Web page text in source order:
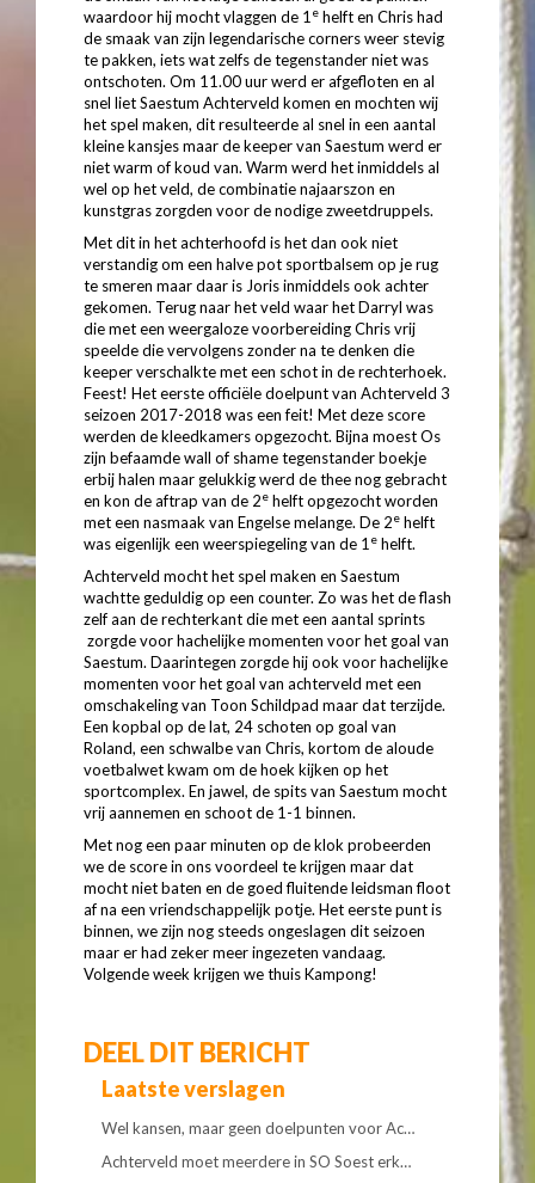
waardoor hij mocht vlaggen de 1 e helft en Chris had
de smaak van zijn legendarische corners weer stevig
te pakken, iets wat zelfs de tegenstander niet was
ontschoten. Om 11.00 uur werd er afgefloten en al
snel liet Saestum Achterveld komen en mochten wij
het spel maken, dit resulteerde al snel in een aantal
kleine kansjes maar de keeper van Saestum werd er
niet warm of koud van. Warm werd het inmiddels al
wel op het veld, de combinatie najaarszon en
kunstgras zorgden voor de nodige zweetdruppels.
Met dit in het achterhoofd is het dan ook niet
verstandig om een halve pot sportbalsem op je rug
te smeren maar daar is Joris inmiddels ook achter
gekomen. Terug naar het veld waar het Darryl was
die met een weergaloze voorbereiding Chris vrij
speelde die vervolgens zonder na te denken die
keeper verschalkte met een schot in de rechterhoek.
Feest! Het eerste officiële doelpunt van Achterveld 3
seizoen 2017-2018 was een feit! Met deze score
werden de kleedkamers opgezocht. Bijna moest Os
zijn befaamde wall of shame tegenstander boekje
erbij halen maar gelukkig werd de thee nog gebracht
en kon de aftrap van de 2e helft opgezocht worden
met een nasmaak van Engelse melange. De 2e helft
was eigenlijk een weerspiegeling van de 1 e helft.
Achterveld mocht het spel maken en Saestum
wachtte geduldig op een counter. Zo was het de flash
zelf aan de rechterkant die met een aantal sprints
zorgde voor hachelijke momenten voor het goal van
Saestum. Daarintegen zorgde hij ook voor hachelijke
momenten voor het goal van achterveld met een
omschakeling van Toon Schildpad maar dat terzijde.
Een kopbal op de lat, 24 schoten op goal van
Roland, een schwalbe van Chris, kortom de aloude
voetbalwet kwam om de hoek kijken op het
sportcomplex. En jawel, de spits van Saestum mocht
vrij aannemen en schoot de 1-1 binnen.
Met nog een paar minuten op de klok probeerden
we de score in ons voordeel te krijgen maar dat
mocht niet baten en de goed fluitende leidsman floot
af na een vriendschappelijk potje. Het eerste punt is
binnen, we zijn nog steeds ongeslagen dit seizoen
maar er had zeker meer ingezeten vandaag.
Volgende week krijgen we thuis Kampong!
DEEL DIT BERICHT
Laatste verslagen
Wel kansen, maar geen doelpunten voor Ac…
Achterveld moet meerdere in SO Soest erk…